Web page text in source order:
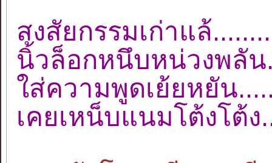
สงสัยกรรมเก่าแล้
นิ้วล็อกหนึบหน่วงพลัน
ใส่ความพูดเย้ยหยัน
เคยเหน็บแนมโต้งโต้